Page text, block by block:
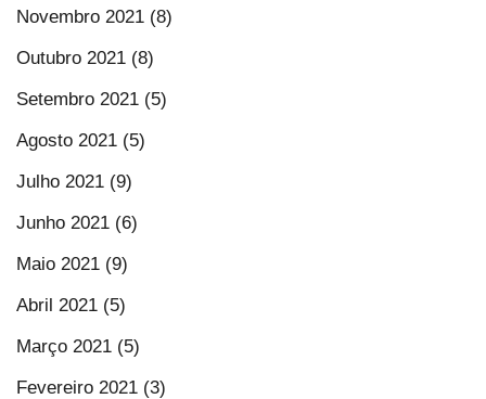
Novembro 2021 (8)
Outubro 2021 (8)
Setembro 2021 (5)
Agosto 2021 (5)
Julho 2021 (9)
Junho 2021 (6)
Maio 2021 (9)
Abril 2021 (5)
Março 2021 (5)
Fevereiro 2021 (3)